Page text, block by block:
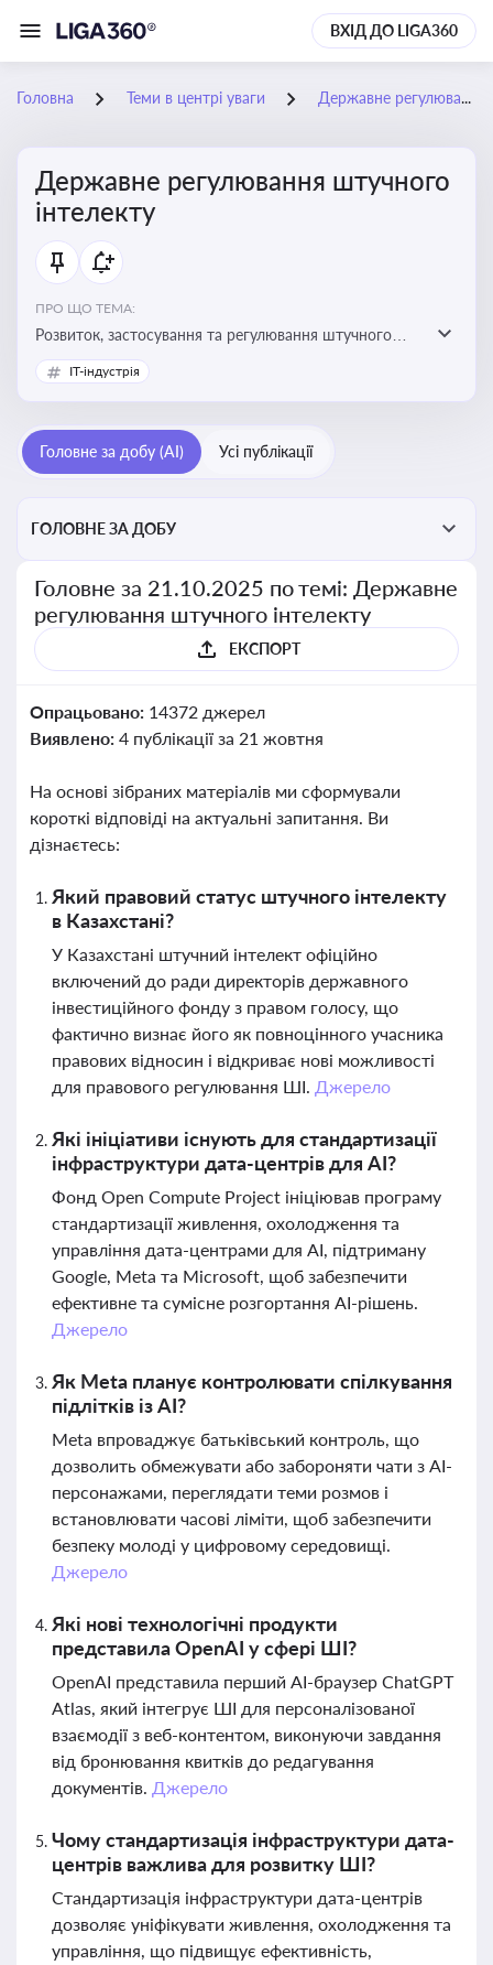
ВХІД ДО LIGA360
Головна Теми в центрі уваги Державне регулювання штучного інтелекту
Державне регулювання штучного
інтелекту
ПРО ЩО ТЕМА:
Розвиток, застосування та регулювання штучного
інтелекту в різних сферах — від управління бізнесом
до державного сектора
IT-індустрія
Головне за добу (AI) Усі публікації
ГОЛОВНЕ ЗА ДОБУ
Головне за 21.10.2025 по темі: Державне
регулювання штучного інтелекту
ЕКСПОРТ
Опрацьовано: 14372 джерел
Виявлено: 4 публікації за 21 жовтня
На основі зібраних матеріалів ми сформували
короткі відповіді на актуальні запитання. Ви
дізнаєтесь:
Який правовий статус штучного інтелекту
в Казахстані?
У Казахстані штучний інтелект офіційно
включений до ради директорів державного
інвестиційного фонду з правом голосу, що
фактично визнає його як повноцінного учасника
правових відносин і відкриває нові можливості
для правового регулювання ШІ. Джерело
Які ініціативи існують для стандартизації
інфраструктури дата-центрів для AI?
Фонд Open Compute Project ініціював програму
стандартизації живлення, охолодження та
управління дата-центрами для AI, підтриману
Google, Meta та Microsoft, щоб забезпечити
ефективне та сумісне розгортання AI-рішень.
Джерело
Як Meta планує контролювати спілкування
підлітків із AI?
Meta впроваджує батьківський контроль, що
дозволить обмежувати або забороняти чати з AI-
персонажами, переглядати теми розмов і
встановлювати часові ліміти, щоб забезпечити
безпеку молоді у цифровому середовищі.
Джерело
Які нові технологічні продукти
представила OpenAI у сфері ШІ?
OpenAI представила перший AI-браузер ChatGPT
Atlas, який інтегрує ШІ для персоналізованої
взаємодії з веб-контентом, виконуючи завдання
від бронювання квитків до редагування
документів. Джерело
Чому стандартизація інфраструктури дата-
центрів важлива для розвитку ШІ?
Стандартизація інфраструктури дата-центрів
дозволяє уніфікувати живлення, охолодження та
управління, що підвищує ефективність,